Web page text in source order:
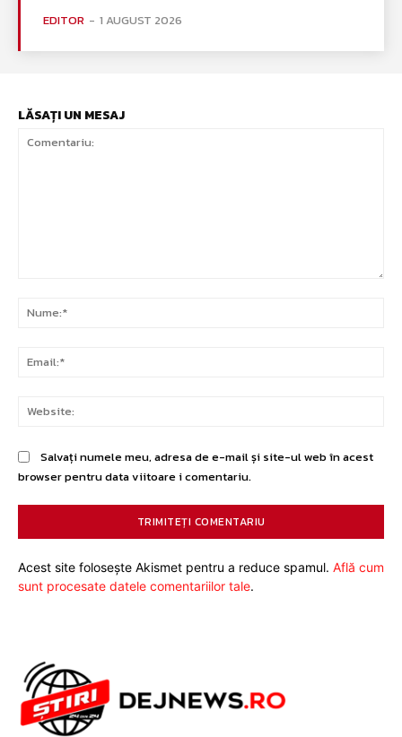
EDITOR - 1 AUGUST 2026
LĂSAȚI UN MESAJ
Salvați numele meu, adresa de e-mail și site-ul web în acest
browser pentru data viitoare i comentariu.
Acest site folosește Akismet pentru a reduce spamul. Află cum
sunt procesate datele comentariilor tale.